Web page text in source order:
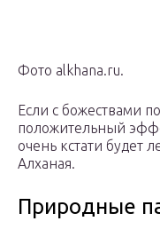
Фото alkhana.ru.
Если с божествами
положительный
очень кстати будет
Алханая.
Природные